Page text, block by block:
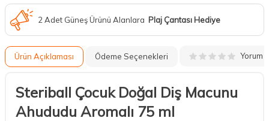
2 Adet Güneş Ürünü Alanlara Plaj Çantası Hediye
Ürün Açıklaması Ödeme Seçenekleri Yorum
Steriball Çocuk Doğal Diş Macunu
Ahududu Aromalı 75 ml